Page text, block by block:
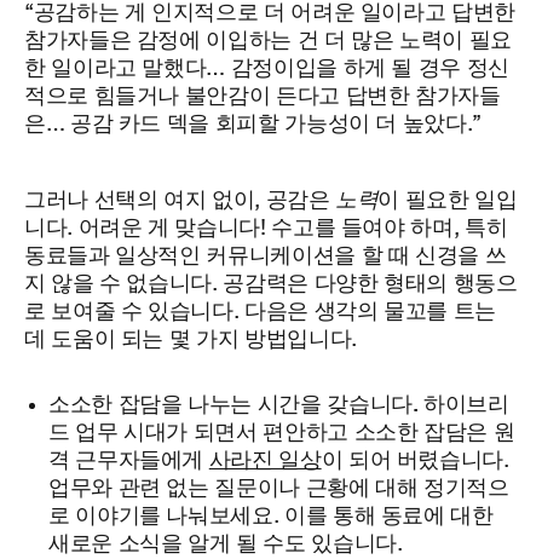
“공감하는 게 인지적으로 더 어려운 일이라고 답변한
참가자들은 감정에 이입하는 건 더 많은 노력이 필요
한 일이라고 말했다… 감정이입을 하게 될 경우 정신
적으로 힘들거나 불안감이 든다고 답변한 참가자들
은… 공감 카드 덱을 회피할 가능성이 더 높았다.”
그러나 선택의 여지 없이, 공감은 노력이 필요한 일입
니다. 어려운 게 맞습니다! 수고를 들여야 하며, 특히
동료들과 일상적인 커뮤니케이션을 할 때 신경을 쓰
지 않을 수 없습니다. 공감력은 다양한 형태의 행동으
로 보여줄 수 있습니다. 다음은 생각의 물꼬를 트는
데 도움이 되는 몇 가지 방법입니다.
소소한 잡담을 나누는 시간을 갖습니다. 하이브리
드 업무 시대가 되면서 편안하고 소소한 잡담은 원
격 근무자들에게 사라진 일상이 되어 버렸습니다.
업무와 관련 없는 질문이나 근황에 대해 정기적으
로 이야기를 나눠보세요. 이를 통해 동료에 대한
새로운 소식을 알게 될 수도 있습니다.